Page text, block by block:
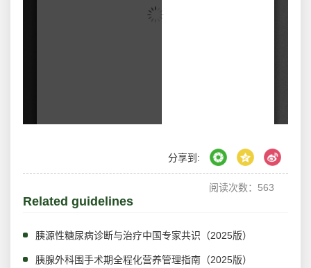
分享到:
阅读次数： 563
Related guidelines
胰源性糖尿病诊断与治疗中国专家共识（2025版）
胰腺外科围手术期全程化营养管理指南（2025版）